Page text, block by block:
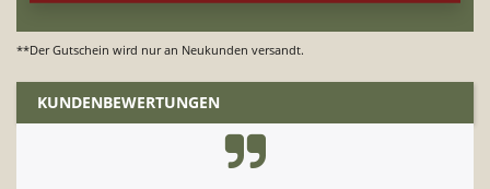
**Der Gutschein wird nur an Neukunden versandt.
KUNDENBEWERTUNGEN